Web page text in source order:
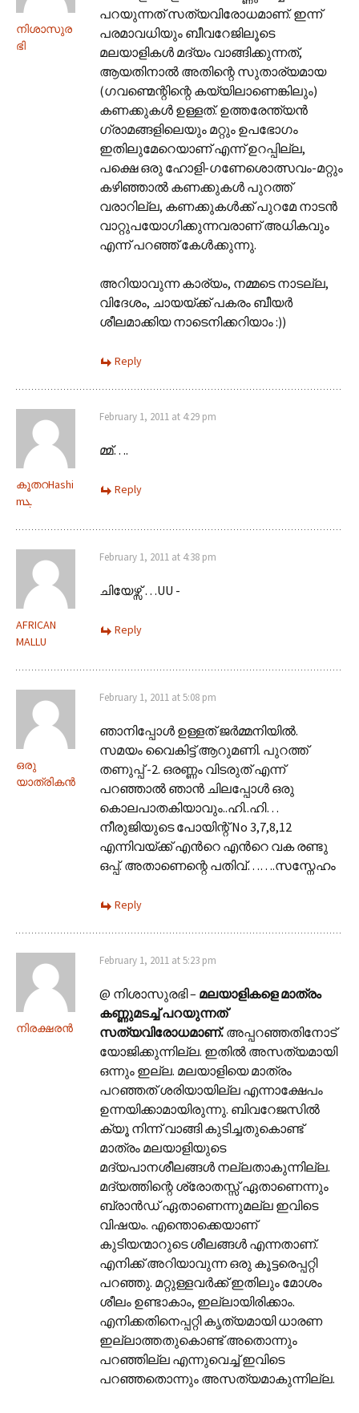
നിശാസുര
ഭി
പറയുന്നത് സത്യവിരോധമാണ്. ഇന്ന്
പരമാവധിയും ബീവറേജിലൂടെ
മലയാളികള്‍ മദ്യം വാങ്ങിക്കുന്നത്,
ആയതിനാല്‍ അതിന്റെ സുതാര്യമായ
(ഗവണ്മെന്റിന്റെ കയ്യിലാണെങ്കിലും)
കണക്കുകള്‍ ഉള്ളത്. ഉത്തരേന്ത്യന്‍
ഗ്രാമങ്ങളിലെയും മറ്റും ഉപഭോഗം
ഇതിലുമേറെയാണ് എന്ന് ഉറപ്പില്ല,
പക്ഷെ ഒരു ഹോളി-ഗണേശൊത്സവം-മറ്റും
കഴിഞ്ഞാല്‍ കണക്കുകള്‍ പുറത്ത്
വരാറില്ല, കണക്കുകള്‍ക്ക് പുറമേ നാടന്‍
വാറ്റുപയോഗിക്കുന്നവരാണ് അധികവും
എന്ന് പറഞ്ഞ് കേള്‍ക്കുന്നു.
അറിയാവുന്ന കാര്യം, നമ്മടെ നാടല്ല,
വിദേശം, ചായയ്ക്ക് പകരം ബീയര്‍
ശീലമാക്കിയ നാടെനിക്കറിയാം :))
Reply
കൂതറHashi
mܓ
February 1, 2011 at 4:29 pm
മ്മ്….
Reply
AFRICAN
MALLU
February 1, 2011 at 4:38 pm
ചിയേഴ്സ് …UU -
Reply
ഒരു
യാത്രികന്‍
February 1, 2011 at 5:08 pm
ഞാനിപ്പോള്‍ ഉള്ളത് ജര്‍മ്മനിയില്‍.
സമയം വൈകിട്ട് ആറുമണി. പുറത്ത്
തണുപ്പ് -2. ഒരണ്ണം വിടരുത് എന്ന്
പറഞ്ഞാല്‍ ഞാന്‍ ചിലപ്പോള്‍ ഒരു
കൊലപാതകിയാവും..ഹി..ഹി…
നീരുജിയുടെ പോയിന്റ്‌ No 3,7,8,12
എന്നിവയ്ക്ക് എന്‍റെ എന്‍റെ വക രണ്ടു
ഒപ്പ്. അതാണെന്റെ പതിവ്…….സസ്നേഹം
Reply
നിരക്ഷരൻ
February 1, 2011 at 5:23 pm
@ നിശാസുരഭി – മലയാളികളെ മാത്രം
കണ്ണുമടച്ച് പറയുന്നത്
സത്യവിരോധമാണ്. അപ്പറഞ്ഞതിനോട്
യോജിക്കുന്നില്ല. ഇതിൽ അസത്യമായി
ഒന്നും ഇല്ല. മലയാളിയെ മാത്രം
പറഞ്ഞത് ശരിയായില്ല എന്നാക്ഷേപം
ഉന്നയിക്കാമായിരുന്നു. ബിവറേജസിൽ
ക്യൂ നിന്ന് വാങ്ങി കുടിച്ചതുകൊണ്ട്
മാത്രം മലയാളിയുടെ
മദ്യപാനശീലങ്ങൾ നല്ലതാകുന്നില്ല.
മദ്യത്തിന്റെ ശ്രോതസ്സ് ഏതാണെന്നും
ബ്രാൻഡ് ഏതാണെന്നുമല്ല ഇവിടെ
വിഷയം. എന്തൊക്കെയാണ്
കുടിയന്മാറുടെ ശീലങ്ങൾ എന്നതാണ്.
എനിക്ക് അറിയാവുന്ന ഒരു കൂട്ടരെപ്പറ്റി
പറഞ്ഞു. മറ്റുള്ളവർക്ക് ഇതിലും മോശം
ശീലം ഉണ്ടാകാം, ഇല്ലായിരിക്കാം.
എനിക്കതിനെപ്പറ്റി കൃത്യമായി ധാരണ
ഇല്ലാത്തതുകൊണ്ട് അതൊന്നും
പറഞ്ഞില്ല എന്നുവെച്ച് ഇവിടെ
പറഞ്ഞതൊന്നും അസത്യമാകുന്നില്ല.